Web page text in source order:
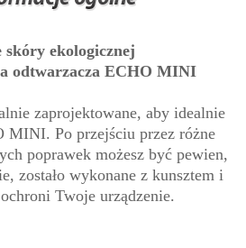
skóry ekologicznej
odtwarzacza ECHO MINI
zaprojektowane, aby idealnie
MINI. Po przejściu przez różne
poprawek możesz być pewien,
zostało wykonane z kunsztem i
Twoje urządzenie.